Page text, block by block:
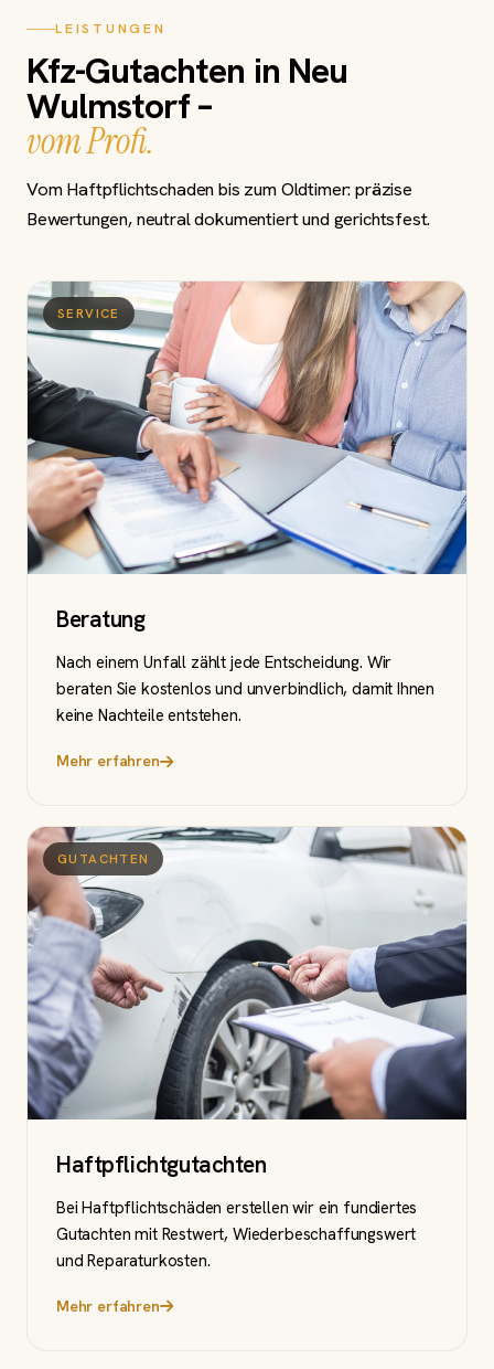
LEISTUNGEN
Kfz-Gutachten in Neu
Wulmstorf –
vom Profi.
Vom Haftpflichtschaden bis zum Oldtimer: präzise
Bewertungen, neutral dokumentiert und gerichtsfest.
SERVICE
Beratung
Nach einem Unfall zählt jede Entscheidung. Wir
beraten Sie kostenlos und unverbindlich, damit Ihnen
keine Nachteile entstehen.
Mehr erfahren
GUTACHTEN
Haftpflichtgutachten
Bei Haftpflichtschäden erstellen wir ein fundiertes
Gutachten mit Restwert, Wiederbeschaffungswert
und Reparaturkosten.
Mehr erfahren